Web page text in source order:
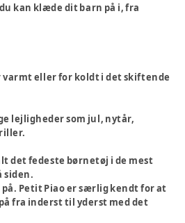
kan klæde dit barn på i, fra
eller for koldt i det skiftende
lejligheder som jul, nytår,
det fedeste børnetøj i de mest
siden.
Petit Piao er særlig kendt for at
fra inderst til yderst med det